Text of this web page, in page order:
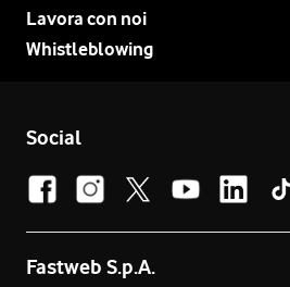
Lavora con noi
Whistleblowing
Social
Fastweb S.p.A.